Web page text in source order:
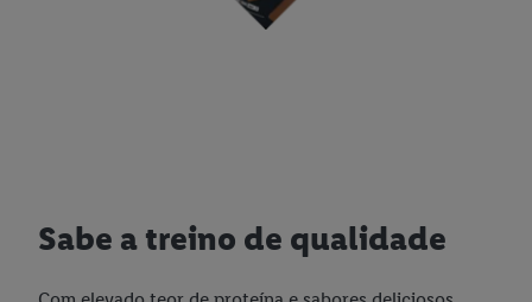
Sabe a treino de qualidade